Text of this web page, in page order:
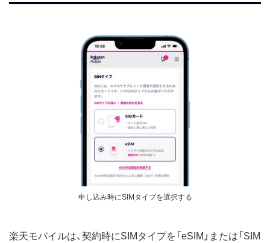
申し込み時にSIMタイプを選択する
楽天モバイルは、契約時にSIMタイプを「eSIM」または「SIM